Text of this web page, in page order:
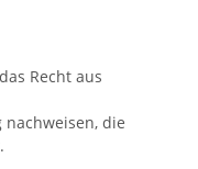
Recht aus
die